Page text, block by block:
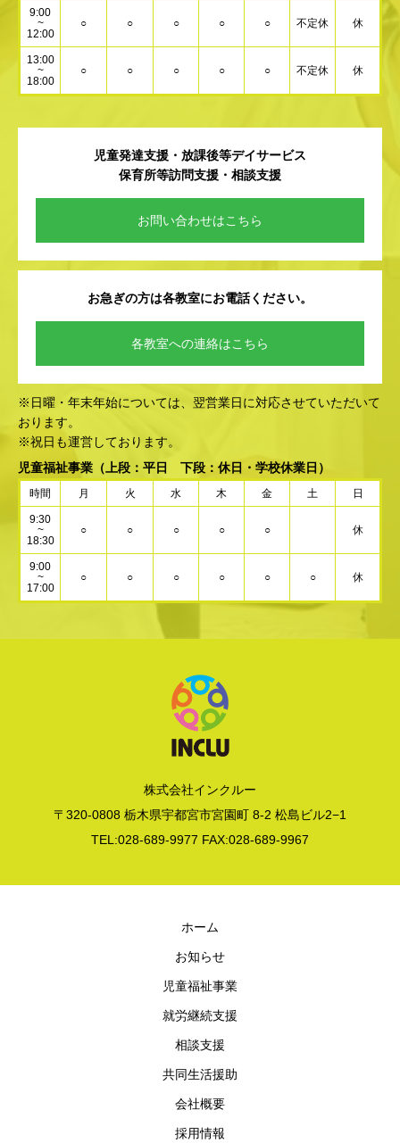
9:00
~
12:00
○ ○ ○ ○ ○ 不定休 休
13:00
~
18:00
○ ○ ○ ○ ○ 不定休 休
児童発達支援・放課後等デイサービス
保育所等訪問支援・相談支援
お問い合わせはこちら
お急ぎの方は各教室にお電話ください。
各教室への連絡はこちら
※日曜・年末年始については、翌営業日に対応させていただいて
おります。
※祝日も運営しております。
児童福祉事業 （上段：平日 下段：休日・学校休業日）
時間 月 火 水 木 金 土 日
9:30
~
18:30
○ ○ ○ ○ ○ 休
9:00
~
17:00
○ ○ ○ ○ ○ ○ 休
株式会社インクルー
〒320-0808 栃木県宇都宮市宮園町 8-2 松島ビル2−1
TEL:028-689-9977 FAX:028-689-9967
ホーム
お知らせ
児童福祉事業
就労継続支援
相談支援
共同生活援助
会社概要
採用情報